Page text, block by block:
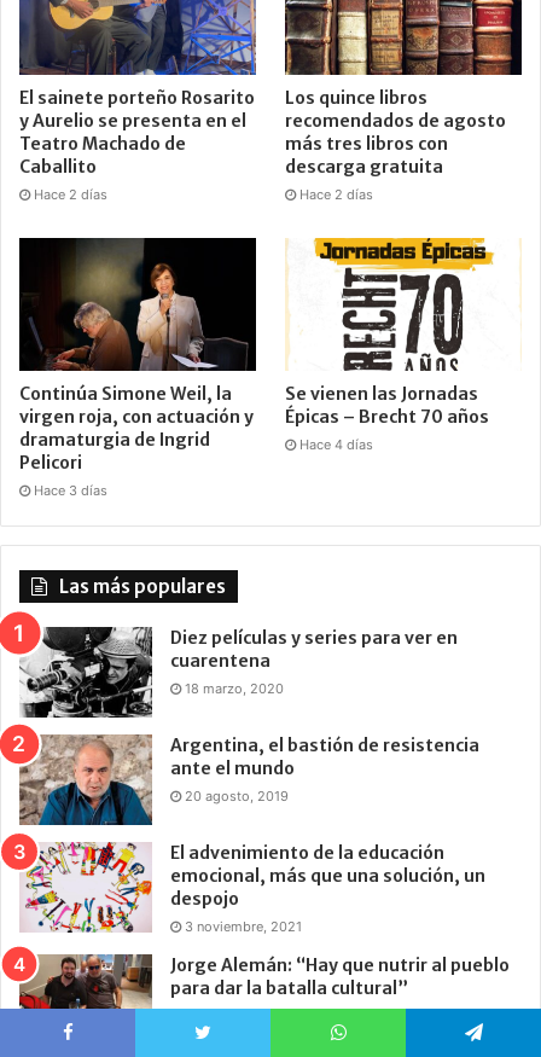
El sainete porteño Rosarito
y Aurelio se presenta en el
Teatro Machado de
Caballito
Hace 2 días
Los quince libros
recomendados de agosto
más tres libros con
descarga gratuita
Hace 2 días
Continúa Simone Weil, la
virgen roja, con actuación y
dramaturgia de Ingrid
Pelicori
Hace 3 días
Se vienen las Jornadas
Épicas – Brecht 70 años
Hace 4 días
Las más populares
Diez películas y series para ver en
cuarentena
18 marzo, 2020
Argentina, el bastión de resistencia
ante el mundo
20 agosto, 2019
El advenimiento de la educación
emocional, más que una solución, un
despojo
3 noviembre, 2021
Jorge Alemán: “Hay que nutrir al pueblo
para dar la batalla cultural”